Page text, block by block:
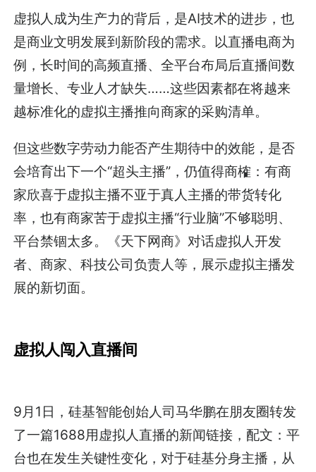
虚拟人成为生产力的背后，是AI技术的进步，也
是商业文明发展到新阶段的需求。以直播电商为
例，长时间的高频直播、全平台布局后直播间数
量增长、专业人才缺失……这些因素都在将越来
越标准化的虚拟主播推向商家的采购清单。
但这些数字劳动力能否产生期待中的效能，是否
会培育出下一个“超头主播”，仍值得商榷：有商
家欣喜于虚拟主播不亚于真人主播的带货转化
率，也有商家苦于虚拟主播“行业脑”不够聪明、
平台禁锢太多。《天下网商》对话虚拟人开发
者、商家、科技公司负责人等，展示虚拟主播发
展的新切面。
虚拟人闯入直播间
9月1日，硅基智能创始人司马华鹏在朋友圈转发
了一篇1688用虚拟人直播的新闻链接，配文：平
台也在发生关键性变化，对于硅基分身主播，从